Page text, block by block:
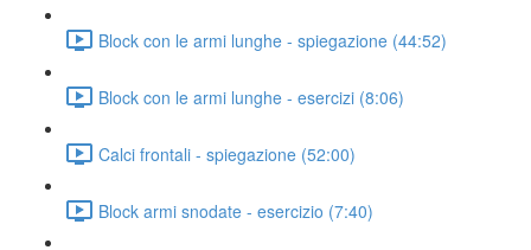
Block con le armi lunghe - spiegazione (44:52)
Block con le armi lunghe - esercizi (8:06)
Calci frontali - spiegazione (52:00)
Block armi snodate - esercizio (7:40)